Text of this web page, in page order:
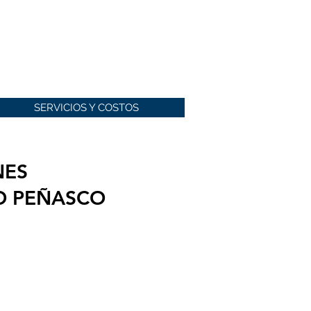
PEÑASCO
SERVICIOS Y COSTOS